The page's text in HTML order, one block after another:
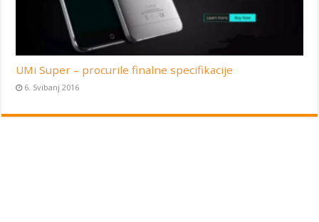
UMi Super – procurile finalne specifikacije
6. Svibanj 2016